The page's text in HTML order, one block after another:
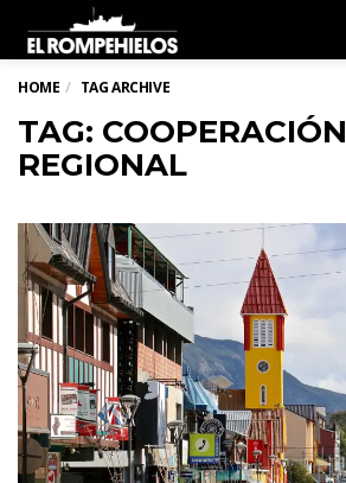
HOME TAG ARCHIVE
TAG: COOPERACIÓN
REGIONAL